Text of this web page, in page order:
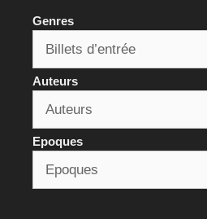
Genres
Auteurs
Epoques